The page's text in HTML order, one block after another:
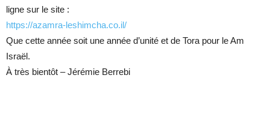
ligne sur le site :
https://azamra-leshimcha.co.il/
Que cette année soit une année d’unité et de Tora pour le Am
Israël.
À très bientôt – Jérémie Berrebi